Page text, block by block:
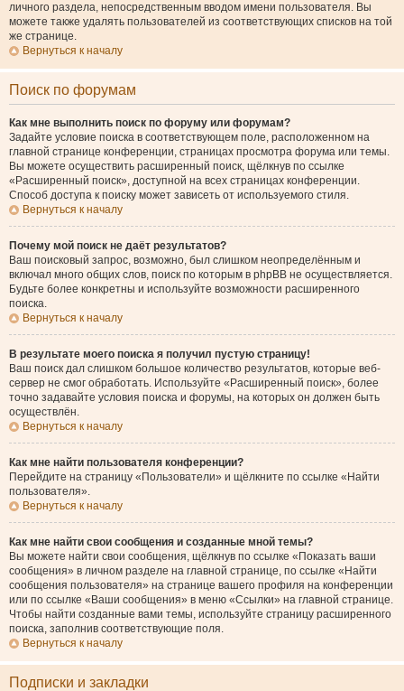
личного раздела, непосредственным вводом имени пользователя. Вы
можете также удалять пользователей из соответствующих списков на той
же странице.
Вернуться к началу
Поиск по форумам
Как мне выполнить поиск по форуму или форумам?
Задайте условие поиска в соответствующем поле, расположенном на
главной странице конференции, страницах просмотра форума или темы.
Вы можете осуществить расширенный поиск, щёлкнув по ссылке
«Расширенный поиск», доступной на всех страницах конференции.
Способ доступа к поиску может зависеть от используемого стиля.
Вернуться к началу
Почему мой поиск не даёт результатов?
Ваш поисковый запрос, возможно, был слишком неопределённым и
включал много общих слов, поиск по которым в phpBB не осуществляется.
Будьте более конкретны и используйте возможности расширенного
поиска.
Вернуться к началу
В результате моего поиска я получил пустую страницу!
Ваш поиск дал слишком большое количество результатов, которые веб-
сервер не смог обработать. Используйте «Расширенный поиск», более
точно задавайте условия поиска и форумы, на которых он должен быть
осуществлён.
Вернуться к началу
Как мне найти пользователя конференции?
Перейдите на страницу «Пользователи» и щёлкните по ссылке «Найти
пользователя».
Вернуться к началу
Как мне найти свои сообщения и созданные мной темы?
Вы можете найти свои сообщения, щёлкнув по ссылке «Показать ваши
сообщения» в личном разделе на главной странице, по ссылке «Найти
сообщения пользователя» на странице вашего профиля на конференции
или по ссылке «Ваши сообщения» в меню «Ссылки» на главной странице.
Чтобы найти созданные вами темы, используйте страницу расширенного
поиска, заполнив соответствующие поля.
Вернуться к началу
Подписки и закладки